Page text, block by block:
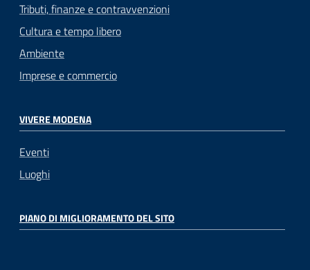
Tributi, finanze e contravvenzioni
Cultura e tempo libero
Ambiente
Imprese e commercio
VIVERE MODENA
Eventi
Luoghi
PIANO DI MIGLIORAMENTO DEL SITO